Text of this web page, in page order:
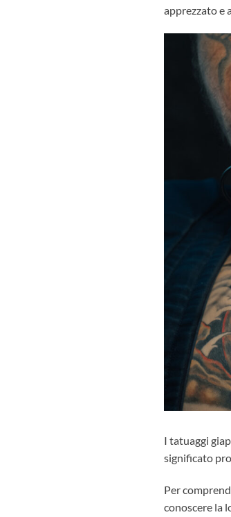
apprezzato e
I tatuaggi
significato
Per
conoscere la